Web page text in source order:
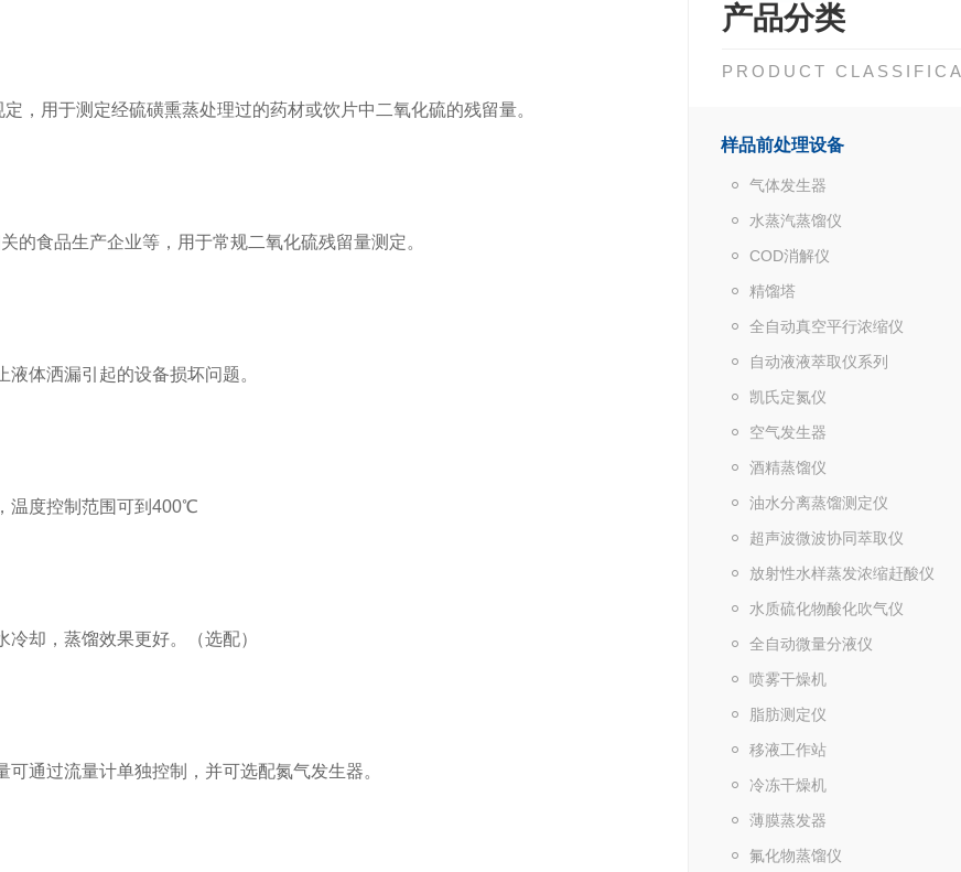
产品分类
PRODUCT
样品前处理设备
气体发生器
水蒸汽蒸馏仪
COD消解仪
精馏塔
全自动真空平行浓缩仪
自动液液萃取仪系列
凯氏定氮仪
空气发生器
酒精蒸馏仪
油水分离蒸馏测定仪
超声波微波协同萃取仪
放射性水样蒸发浓缩赶酸仪
水质硫化物酸化吹气仪
全自动微量分液仪
喷雾干燥机
脂肪测定仪
移液工作站
冷冻干燥机
薄膜蒸发器
氟化物蒸馏仪
，用于测定经硫磺熏蒸处理过的药材或饮片中二氧化硫的残留量。
的食品生产企业等，用于常规二氧化硫残留量测定。
体洒漏引起的设备损坏问题。
温度控制范围可到400℃
却，蒸馏效果更好。（选配）
通过流量计单独控制，并可选配氮气发生器。